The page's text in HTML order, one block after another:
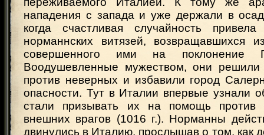
нападения с запада и уже держали в
когда счастливая случайность
норманнских витязей, возвращавшихся
совершенного ими на поклонение
Воодушевленные мужеством, они решили
против неверных и избавили город
опасности. Тут в Италии впервые узнали
стали призывать их на помощь против
внешних врагов (1016 г.). Норманны
двинулись в Италию, прослышав о том, как